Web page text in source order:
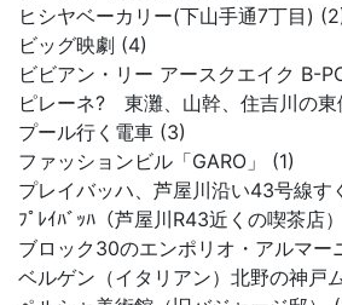
ヒシヤベーカリー(下山手通7丁目)
ビッグ映劇 (4)
ビビアン・リー アースクエイク B-
ピレーネ? 東灘、山幹、住吉川の東
プール行く電車 (3)
ファッションビル「GARO」 (1)
プレイバッハ、芦屋川沿い43号線す
ﾌﾟﾚｲﾊﾞｯﾊ（芦屋川R43近くの喫茶店
ブロック30のエンポリオ・アルマー
ベルゲン（イタリアン）北野の神戸